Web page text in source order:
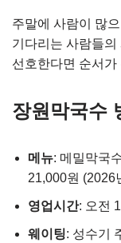
주말에 사람이 많
기다리는 사람들
선호한다면 순서
장원막국수
메뉴: 메밀막국
21,000원 (2026
영업시간: 오전
웨이팅: 성수기